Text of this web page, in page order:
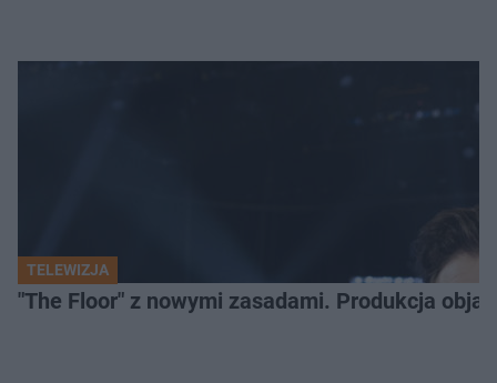
TELEWIZJA
"The Floor" z nowymi zasadami. Produkcja